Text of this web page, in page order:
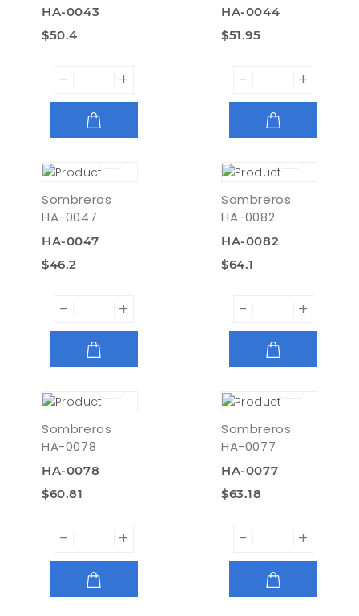
HA-0043
$50.4
- +
HA-0044
$51.95
- +
Sombreros
HA-0047
HA-0047
$46.2
- +
Sombreros
HA-0082
HA-0082
$64.1
- +
Sombreros
HA-0078
HA-0078
$60.81
- +
Sombreros
HA-0077
HA-0077
$63.18
- +